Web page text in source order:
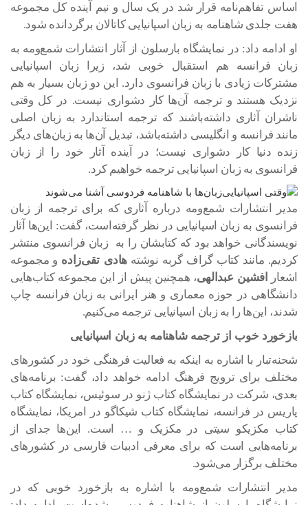
اساس تفاهم‌نامه قرار شد در یک سال و نیم آینده کل مجموعه
هفت جلدی شاهنامه به زبان اسپانیایی کاتالان برگردانده شود.
او ادامه داد: در نمایشگاه بارسلون از آثار انتشارات شمع‌ومه به
زبان فرانسه هم استقبال خوبی شد، زیرا زبان اسپانیایی
مشترکات زیادی با زبان فرانسوی دارد. این دو زبان بسیار به هم
نزدیک هستند و ترجمه آن‌ها کار دشواری نیست. در کل وقتی
ناشران آثاری داشته‌باشند که ترجمه استاندارد به زبان اصلی
مانند فرانسه و انگلیسی داشته‌باشد، تبدیل آن‌ها به زبان‌های دیگر
زنده دنیا کار دشواری نیست؛ در آینده آثار خود را از زبان
فرانسوی به زبان اسپانیایی ترجمه خواهیم کرد.
مدیر انتشارات شمع‌ومه درباره آثاری که برای ترجمه از زبان
فرانسوی به زبان اسپانیایی در نظر گرفته‌است، گفت: این‌ها آثار
نویسندگانی خواهد بود که کتابشان را به زبان فرانسوی منتشر
کردیم. مانند کتاب گراف گربه نوشته هادی تقی‌زاده و مجموعه
اشعار
افشین عبدالهی، همچنین پیش از این مجموعه کتاب‌هایی
دانشگاهی در حوزه معماری و هنر ایرانی به زبان فرانسه چاپ
شدند، این‌ها را به زبان اسپانیایی ترجمه می‌کنیم.
بازخورد خوب از ترجمه شاهنامه به زبان اسپانیایی
شحنه‌تبار با اشاره به اینکه به فعالیت فرهنگی خود در کشورهای
مختلف برای ترویج فرهنگ ادامه خواهد داد، گفت: برنامه‌های
بعدی، شرکت در نمایشگاه کتاب ژنو در سوئیس، نمایشگاه کتاب
پاریس در فرانسه، نمایشگاه کتاب شیکاگو در امریکا، نمایشگاه
کتاب مکزیکو سیتی در مکزیک و … است. این‌ها جدای از
برنامه‌هایی است که برای معرفی ادبیات فارسی در کشورهای
مختلف برگزار می‌شود.
مدیر انتشارات شمع‌ومه با اشاره به بازخورد خوبی که در